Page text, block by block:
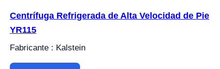
Centrífuga Refrigerada de Alta Velocidad de Pie
YR115
Fabricante : Kalstein